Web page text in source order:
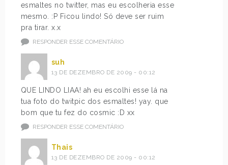
esmaltes no twitter, mas eu escolheria esse
mesmo. :P Ficou lindo! Só deve ser ruim
pra tirar. x.x
RESPONDER ESSE COMENTÁRIO
suh
13 DE DEZEMBRO DE 2009 - 00:12
QUE LINDO LIAA! ah eu escolhi esse lá na
tua foto do twitpic dos esmaltes! yay. que
bom que tu fez do cosmic :D xx
RESPONDER ESSE COMENTÁRIO
Thais
13 DE DEZEMBRO DE 2009 - 00:12